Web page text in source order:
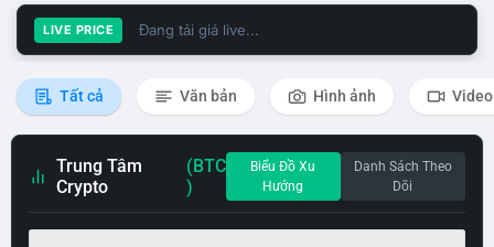
LIVE PRICE Đang tải giá live...
Tất cả Văn bản Hình ảnh Video
Trung Tâm
Crypto
(BTC
)
Biểu Đồ Xu
Hướng
Danh Sách Theo
Dõi